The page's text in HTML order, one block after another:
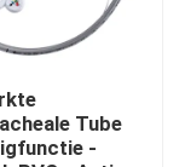
Tube
-